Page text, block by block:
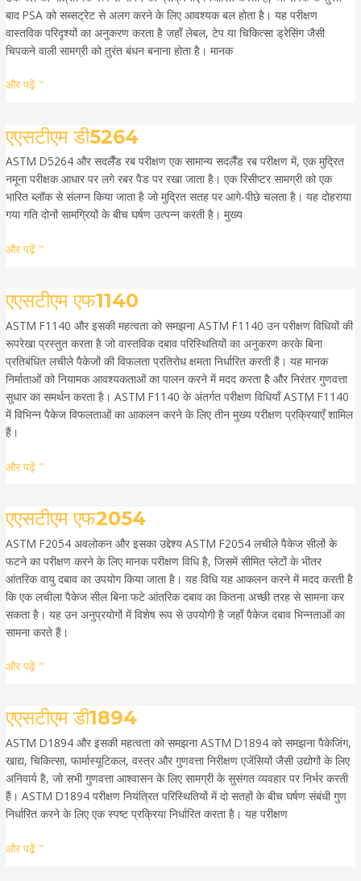
बाद PSA को सब्सट्रेट से अलग करने के लिए आवश्यक बल होता है। यह परीक्षण
वास्तविक परिदृश्यों का अनुकरण करता है जहाँ लेबल, टेप या चिकित्सा ड्रेसिंग जैसी
चिपकने वाली सामग्री को तुरंत बंधन बनाना होता है। मानक
और पढ़ें "
एएसटीएम डी5264
ASTM D5264 और सदर्लैंड रब परीक्षण एक सामान्य सदर्लैंड रब परीक्षण में, एक मुद्रित
नमूना परीक्षक आधार पर लगे रबर पैड पर रखा जाता है। एक रिसीप्टर सामग्री को एक
भारित ब्लॉक से संलग्न किया जाता है जो मुद्रित सतह पर आगे-पीछे चलता है। यह दोहराया
गया गति दोनों सामग्रियों के बीच घर्षण उत्पन्न करती है। मुख्य
एएसटीएम
डी5264
और पढ़ें "
एएसटीएम एफ1140
ASTM F1140 और इसकी महत्वता को समझना ASTM F1140 उन परीक्षण विधियों की
रूपरेखा प्रस्तुत करता है जो वास्तविक दबाव परिस्थितियों का अनुकरण करके बिना
प्रतिबंधित लचीले पैकेजों की विफलता प्रतिरोध क्षमता निर्धारित करती हैं। यह मानक
निर्माताओं को नियामक आवश्यकताओं का पालन करने में मदद करता है और निरंतर गुणवत्ता
सुधार का समर्थन करता है। ASTM F1140 के अंतर्गत परीक्षण विधियाँ ASTM F1140
में विभिन्न पैकेज विफलताओं का आकलन करने के लिए तीन मुख्य परीक्षण प्रक्रियाएँ शामिल
हैं।
एएसटीएम
एफ1140
और पढ़ें "
एएसटीएम एफ2054
ASTM F2054 अवलोकन और इसका उद्देश्य ASTM F2054 लचीले पैकेज सीलों के
फटने का परीक्षण करने के लिए मानक परीक्षण विधि है, जिसमें सीमित प्लेटों के भीतर
आंतरिक वायु दबाव का उपयोग किया जाता है। यह विधि यह आकलन करने में मदद करती है
कि एक लचीला पैकेज सील बिना फटे आंतरिक दबाव का कितना अच्छी तरह से सामना कर
सकता है। यह उन अनुप्रयोगों में विशेष रूप से उपयोगी है जहाँ पैकेज दबाव भिन्नताओं का
सामना करते हैं।
एएसटीएम
एफ2054
और पढ़ें "
एएसटीएम डी1894
ASTM D1894 और इसकी महत्वता को समझना ASTM D1894 को समझना पैकेजिंग,
खाद्य, चिकित्सा, फार्मास्यूटिकल, वस्त्र और गुणवत्ता निरीक्षण एजेंसियों जैसी उद्योगों के लिए
अनिवार्य है, जो सभी गुणवत्ता आश्वासन के लिए सामग्री के सुसंगत व्यवहार पर निर्भर करती
हैं। ASTM D1894 परीक्षण नियंत्रित परिस्थितियों में दो सतहों के बीच घर्षण संबंधी गुण
निर्धारित करने के लिए एक स्पष्ट प्रक्रिया निर्धारित करता है। यह परीक्षण
एएसटीएम
डी1894
और पढ़ें "